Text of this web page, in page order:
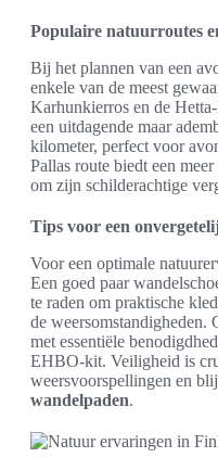
Populaire natuurroutes
Bij het plannen van een
enkele van de meest
Karhunkierros en de
een uitdagende maar
kilometer, perfect voor
Pallas route biedt een
om zijn schilderachtige
Tips voor een
Voor een optimale
Een goed paar
te raden om praktische
de weersomstandigheden.
met essentiële
EHBO-kit. Veiligheid is
weersvoorspellingen en
wandelpaden.